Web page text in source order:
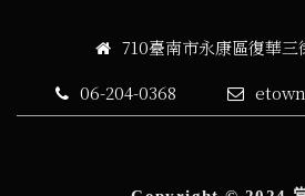
710臺南市永康區復華三
06-204-0368